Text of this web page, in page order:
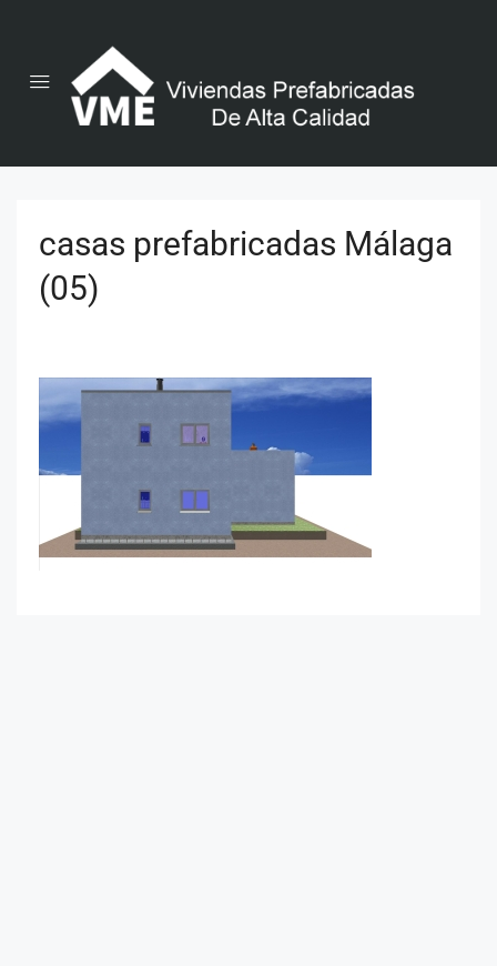
casas prefabricadas Málaga
(05)